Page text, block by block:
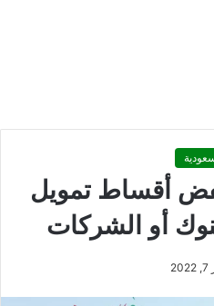
أقساط تمويل
أو الشركات